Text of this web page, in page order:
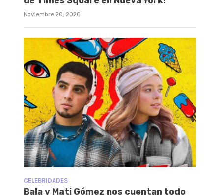
Noviembre 20, 2020
CELEBRIDADES
Bala y Mati Gómez nos cuentan todo